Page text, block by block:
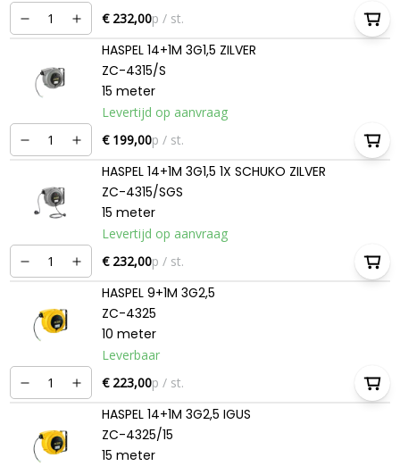
€ 232,00p / st.
HASPEL 14+1M 3G1,5 ZILVER
ZC-4315/S
15 meter
Levertijd op aanvraag
€ 199,00p / st.
HASPEL 14+1M 3G1,5 1X SCHUKO ZILVER
ZC-4315/SGS
15 meter
Levertijd op aanvraag
€ 232,00p / st.
HASPEL 9+1M 3G2,5
ZC-4325
10 meter
Leverbaar
€ 223,00p / st.
HASPEL 14+1M 3G2,5 IGUS
ZC-4325/15
15 meter